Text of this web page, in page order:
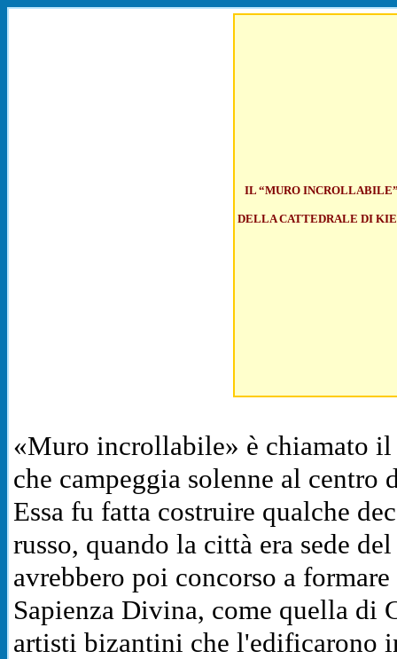
IL “MURO
DELLACATTEDRALE DI
«Muro incrollabile» è chiamato il
che campeggia solenne al
Essa fu fatta costruire qualche
russo, quando la città era sede
avrebbero poi concorso a
Sapienza Divina, come quella di
artisti bizantini che l'edificarono